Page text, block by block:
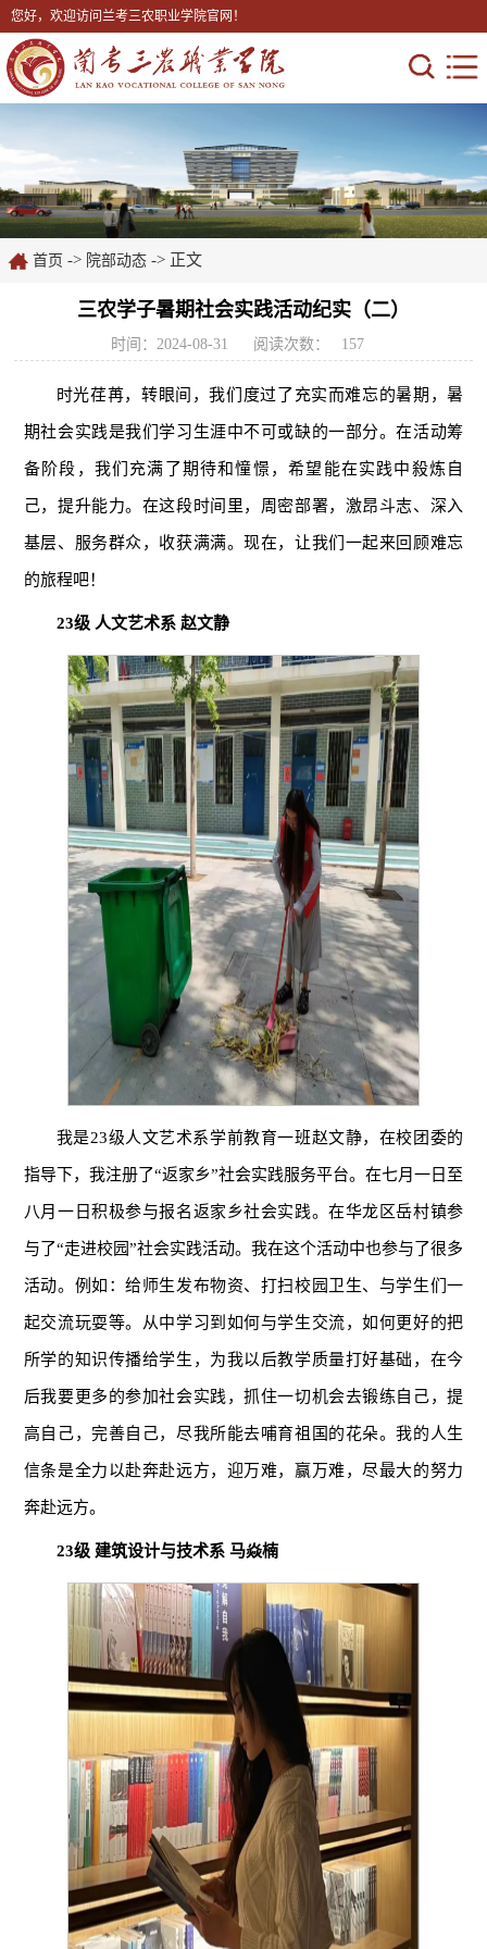
您好，欢迎访问兰考三农职业学院官网！
首页 -> 院部动态 -> 正文
三农学子暑期社会实践活动纪实（二）
时间：2024-08-31 阅读次数： 157
时光荏苒，转眼间，我们度过了充实而难忘的暑期，暑
期社会实践是我们学习生涯中不可或缺的一部分。在活动筹
备阶段，我们充满了期待和憧憬，希望能在实践中殺炼自
己，提升能力。在这段时间里，周密部署，激昂斗志、深入
基层、服务群众，收获满满。现在，让我们一起来回顾难忘
的旅程吧！
23级 人文艺术系 赵文静
我是23级人文艺术系学前教育一班赵文静，在校团委的
指导下，我注册了“返家乡”社会实践服务平台。在七月一日至
八月一日积极参与报名返家乡社会实践。在华龙区岳村镇参
与了“走进校园”社会实践活动。我在这个活动中也参与了很多
活动。例如：给师生发布物资、打扫校园卫生、与学生们一
起交流玩耍等。从中学习到如何与学生交流，如何更好的把
所学的知识传播给学生，为我以后教学质量打好基础，在今
后我要更多的参加社会实践，抓住一切机会去锻练自己，提
高自己，完善自己，尽我所能去哺育祖国的花朵。我的人生
信条是全力以赴奔赴远方，迎万难，赢万难，尽最大的努力
奔赴远方。
23级 建筑设计与技术系 马焱楠